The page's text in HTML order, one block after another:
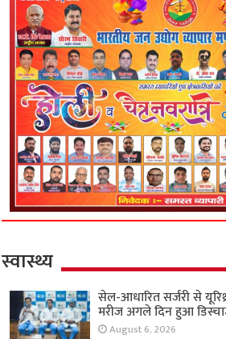
स्वास्थ्य
सेल-आधारित सर्जरी से
मरीज अगले दिन हुआ
August 6, 2026